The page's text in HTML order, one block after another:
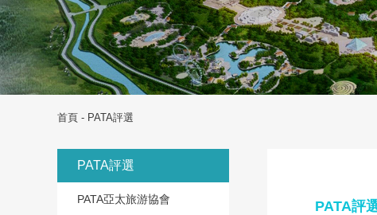
首頁 - PATA評選
PATA評選
PATA亞太旅游協會 PATA評